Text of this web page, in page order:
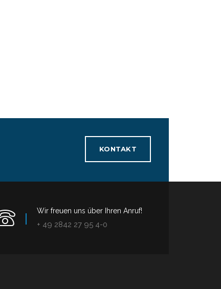
KONTAKT
Wir freuen uns über Ihren Anruf!
+ 49 2842 27 95 4-0